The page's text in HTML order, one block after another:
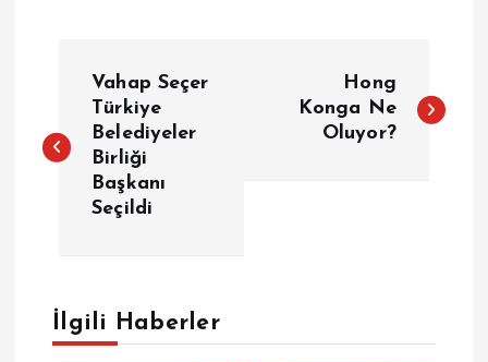
z
e
Vahap Seçer
Türkiye
Belediyeler
Birliği
Başkanı
Seçildi
Hong
Konga Ne
Oluyor?
İlgili Haberler